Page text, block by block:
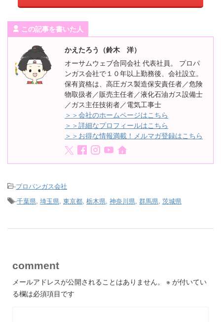
この記事を書いた人
かえたろう（鈴木 洋）
オーサムウェブ合同会社 代表社員。 プロパ
ンガス会社で１０年以上勤務後、会社設立。
保有資格は、高圧ガス製造保安責任者／危険
物取扱者／販売主任者／液化石油ガス設備士
／ガス主任技術者／電気工事士
＞＞会社のホームページはこちら
＞＞詳細なプロフィールはこちら
＞＞お得な情報満載！メルマガ登録はこちら
-プロパンガス会社
-千葉県, 埼玉県, 東京都, 栃木県, 神奈川県, 群馬県, 茨城県
comment
メールアドレスが公開されることはありません。 ※ が付いてい
る欄は必須項目です